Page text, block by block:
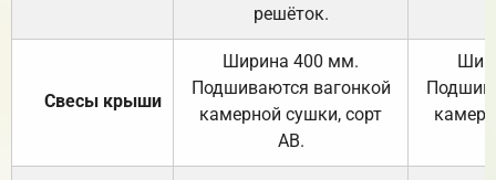
решёток.
Свесы крыши
Ширина 400 мм.
Подшиваются вагонкой
камерной сушки, сорт
АВ.